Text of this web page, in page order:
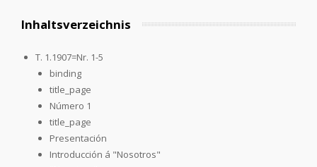
Inhaltsverzeichnis
T. 1.1907=Nr. 1-5
binding
title_page
Número 1
title_page
Presentación
Introducción á "Nosotros"